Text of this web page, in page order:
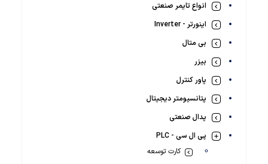
انواع تایمر صنعتی
اینورتر - Inverter
بی متال
بیزر
پاور کنترل
پتانسیومتر دیجیتال
پدال صنعتی
پی ال سی - PLC
کارت توسعه